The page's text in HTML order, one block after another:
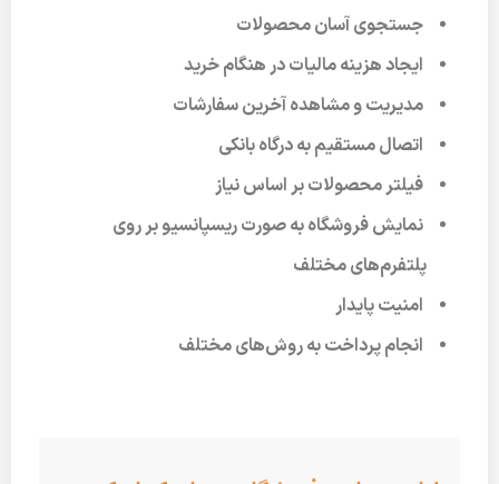
جستجوی آسان محصولات
ایجاد هزینه مالیات در هنگام خرید
مدیریت و مشاهده آخرین سفارشات
اتصال مستقیم به درگاه بانکی
فیلتر محصولات بر اساس نیاز
نمایش فروشگاه به صورت ریسپانسیو بر روی
پلتفرم‌های مختلف
امنیت پایدار
انجام پرداخت به روش‌های مختلف